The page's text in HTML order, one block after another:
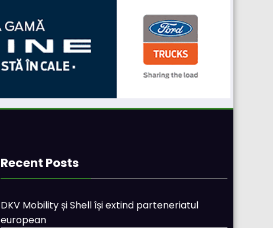
Recent Posts
DKV Mobility și Shell își extind parteneriatul
european